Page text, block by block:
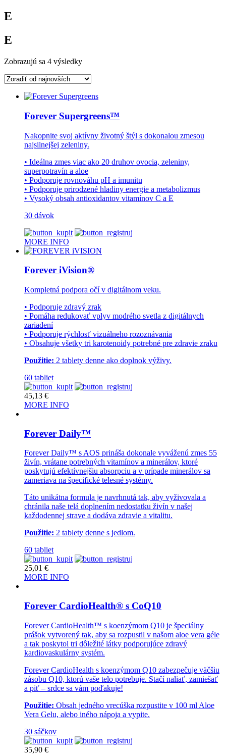
E
E
Zobrazujú sa 4 výsledkySorted
latest
Forever Supergreens™
Nakopnite svoj aktívny životný štýl s dokonalou zmesou
najsilnejšej zeleniny.
• Ideálna zmes viac ako 20 druhov ovocia, zeleniny,
superpotravín a aloe
• Podporuje rovnováhu pH a imunitu
• Podporuje prirodzené hladiny energie a metabolizmus
• Vysoký obsah antioxidantov vitamínov C a E
30 dávok
MORE INFO
Forever iVision®
Kompletná podpora očí v digitálnom veku.
• Podporuje zdravý zrak
• Pomáha redukovať vplyv modrého svetla z digitálnych
zariadení
• Podporuje rýchlosť vizuálneho rozoznávania
• Obsahuje všetky tri karotenoidy potrebné pre zdravie zraku
Použitie: 2 tablety denne ako doplnok výživy.
60 tabliet
45,13 €
MORE INFO
Forever Daily™
Forever Daily™ s AOS prináša dokonale vyváženú zmes 55
živín, vrátane potrebných vitamínov a minerálov, ktoré
poskytujú efektívnejšiu absorpciu a v prípade minerálov sa
zameriava na špecifické telesné systémy.
Táto unikátna formula je navrhnutá tak, aby vyživovala a
chránila naše telá doplnením nedostatku živín v našej
každodennej strave a dodáva zdravie a vitalitu.
Použitie: 2 tablety denne s jedlom.
60 tabliet
25,01 €
MORE INFO
Forever CardioHealth® s CoQ10
Forever CardioHealth™ s koenzýmom Q10 je špeciálny
prášok vytvorený tak, aby sa rozpustil v našom aloe vera géle
a tak poskytol tri dôležité látky podporujúce zdravý
kardiovaskulárny systém.
Forever CardioHealth s koenzýmom Q10 zabezpečuje väčšiu
zásobu Q10, ktorú vaše telo potrebuje. Stačí naliať, zamiešať
a piť – srdce sa vám poďakuje!
Použitie: Obsah jedného vrecúška rozpustite v 100 ml Aloe
Vera Gelu, alebo iného nápoja a vypite.
30 sáčkov
35,90 €